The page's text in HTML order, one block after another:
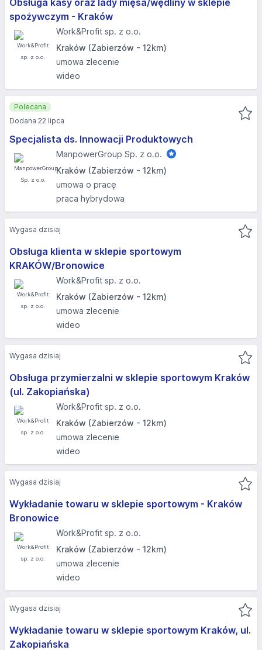
Obsługa kasy oraz lady mięsa/wędliny w sklepie
spożywczym - Kraków
Work&Profit sp. z o.o.
Kraków (Zabierzów - 12km)
umowa zlecenie
wideo
Specjalista ds. Innowacji Produktowych
ManpowerGroup Sp. z o.o.
Kraków (Zabierzów - 12km)
umowa o pracę
praca hybrydowa
Polecana
Dodana 22 lipca
Obsługa klienta w sklepie sportowym
KRAKÓW/Bronowice
Work&Profit sp. z o.o.
Kraków (Zabierzów - 12km)
umowa zlecenie
wideo
Wygasa dzisiaj
Obsługa przymierzalni w sklepie sportowym Kraków
(ul. Zakopiańska)
Work&Profit sp. z o.o.
Kraków (Zabierzów - 12km)
umowa zlecenie
wideo
Wygasa dzisiaj
Wykładanie towaru w sklepie sportowym - Kraków
Bronowice
Work&Profit sp. z o.o.
Kraków (Zabierzów - 12km)
umowa zlecenie
wideo
Wygasa dzisiaj
Wykładanie towaru w sklepie sportowym Kraków, ul.
Zakopiańska
Wygasa dzisiaj